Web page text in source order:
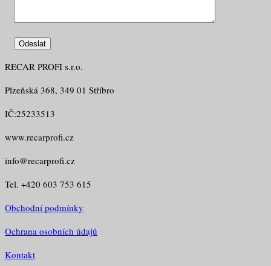
RECAR PROFI s.r.o.
Plzeňská 368, 349 01 Stříbro
IČ:25233513
www.recarprofi.cz
info@recarprofi.cz
Tel. +420 603 753 615
Obchodní podmínky
Ochrana osobních údajů
Kontakt